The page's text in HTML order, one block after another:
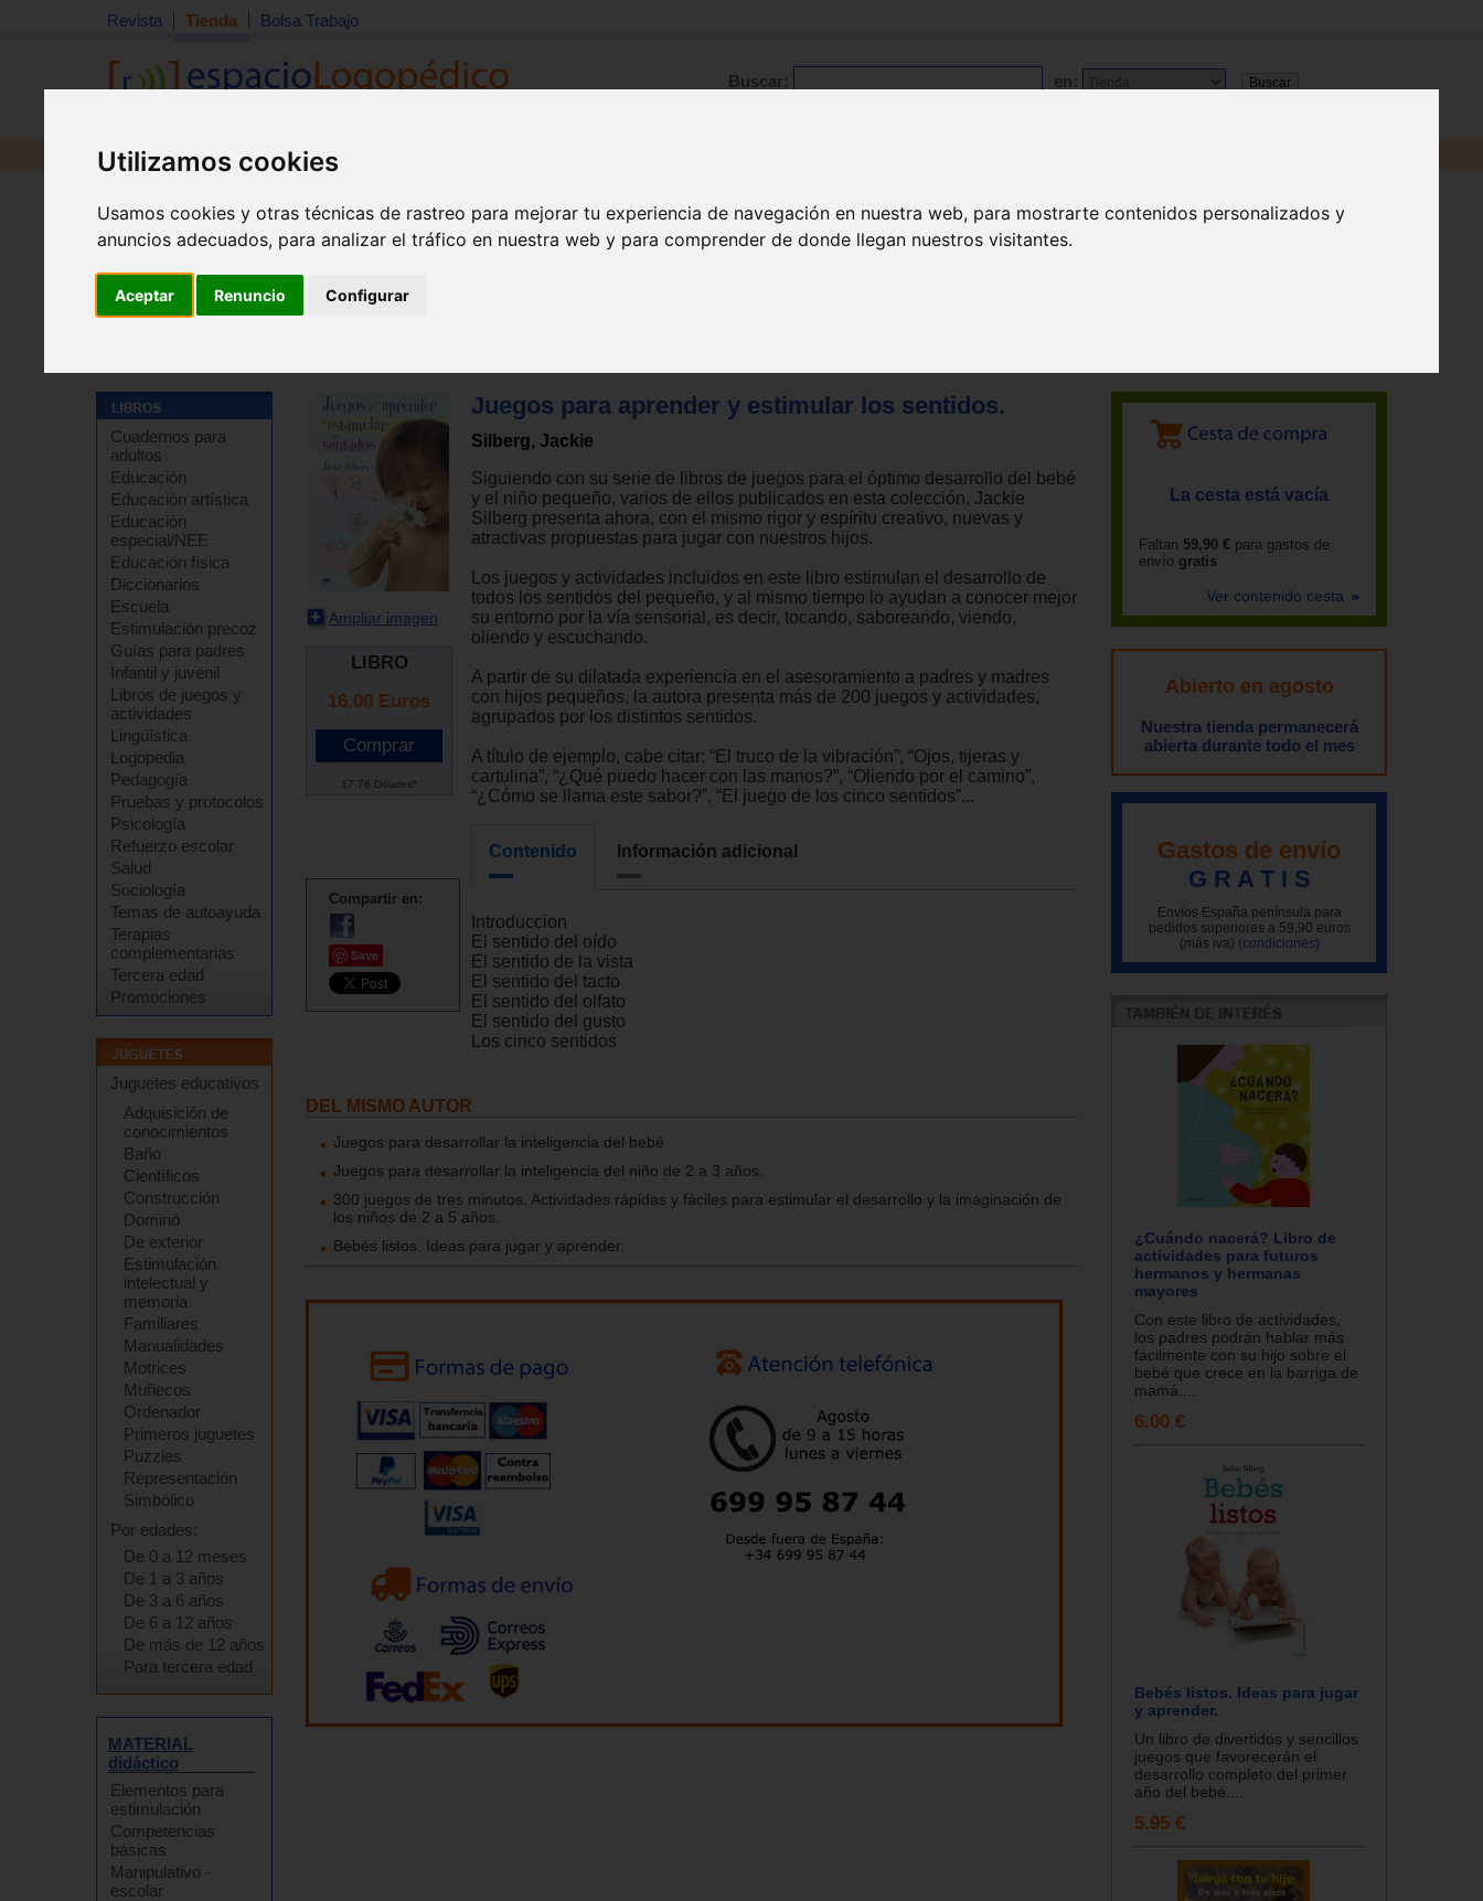
Utilizamos cookies
Usamos cookies y otras técnicas de rastreo para mejorar tu experiencia de navegación en nuestra web, para mostrarte contenidos personalizados y
anuncios adecuados, para analizar el tráfico en nuestra web y para comprender de donde llegan nuestros visitantes.
Aceptar Renuncio Configurar
Revista Tienda Bolsa Trabajo
Buscar: en:
Revista Libros Material
Cuadernos para
adultos
Educación
Educación artística
Educación
especial/NEE
Educación física
Diccionarios
Escuela
Estimulación precoz
Guías para padres
Infantil y juvenil
Libros de juegos y
actividades
Lingüística
Logopedia
Pedagogía
Pruebas y protocolos
Psicología
Refuerzo escolar
Salud
Sociología
Temas de autoayuda
Terapias
complementarias
Tercera edad
Promociones
Juguetes educativos
Adquisición de
conocimientos
Baño
Científicos
Construcción
Dominó
De exterior
Estimulación
intelectual y
memoria
Familiares
Manualidades
Motrices
Muñecos
Ordenador
Primeros juguetes
Puzzles
Representación
Simbólico
Por edades:
De 0 a 12 meses
De 1 a 3 años
De 3 a 6 años
De 6 a 12 años
De más de 12 años
Para tercera edad
MATERIAL
didáctico
Elementos para
estimulación
Competencias
básicas
Manipulativo -
escolar
Ampliar imagen
LIBRO
16.00 Euros
17.76 Dólares*
Compartir en:
Save
Juegos para aprender y estimular los sentidos.
Silberg, Jackie
Siguiendo con su serie de libros de juegos para el óptimo desarrollo del bebé
y el niño pequeño, varios de ellos publicados en esta colección, Jackie
Silberg presenta ahora, con el mismo rigor y espíritu creativo, nuevas y
atractivas propuestas para jugar con nuestros hijos.
Los juegos y actividades incluidos en este libro estimulan el desarrollo de
todos los sentidos del pequeño, y al mismo tiempo lo ayudan a conocer mejor
su entorno por la vía sensorial, es decir, tocando, saboreando, viendo,
oliendo y escuchando.
A partir de su dilatada experiencia en el asesoramiento a padres y madres
con hijos pequeños, la autora presenta más de 200 juegos y actividades,
agrupados por los distintos sentidos.
A título de ejemplo, cabe citar: “El truco de la vibración”, “Ojos, tijeras y
cartulina”, “¿Qué puedo hacer con las manos?”, “Oliendo por el camino”,
“¿Cómo se llama este sabor?”, “El juego de los cinco sentidos”...
Contenido Información adicional
Introduccion
El sentido del oído
El sentido de la vista
El sentido del tacto
El sentido del olfato
El sentido del gusto
Los cinco sentidos
DEL MISMO AUTOR
Juegos para desarrollar la inteligencia del bebé
Juegos para desarrollar la inteligencia del niño de 2 a 3 años.
300 juegos de tres minutos. Actividades rápidas y fáciles para estimular el desarrollo y la imaginación de
los niños de 2 a 5 años.
Bebés listos. Ideas para jugar y aprender.
La cesta está vacía
Faltan 59,90 € para gastos de
envío gratis
Ver contenido cesta
Abierto en agosto
Nuestra tienda permanecerá
abierta durante todo el mes
Gastos de envío
G R A T I S
Envíos España península para
pedidos superiores a 59,90 euros
(más iva) (condiciones)
¿Cuándo nacerá? Libro de
actividades para futuros
hermanos y hermanas
mayores
Con este libro de actividades,
los padres podrán hablar más
fácilmente con su hijo sobre el
bebé que crece en la barriga de
mamá....
6.00 €
Bebés listos. Ideas para jugar
y aprender.
Un libro de divertidos y sencillos
juegos que favorecerán el
desarrollo completo del primer
año del bebé....
5.95 €